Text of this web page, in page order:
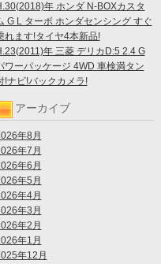
年 ホンダ N-BOXカスタ
G L ターボ ホンダセンシング すぐ
れます!タイヤ4本新品!
年 三菱 デリカD:5 2.4 G
ワーパッケージ 4WD 車検満タン
!ナビ!バックカメラ!
アーカイブ
年8月
年7月
年6月
年5月
年4月
年3月
年2月
年1月
年12月